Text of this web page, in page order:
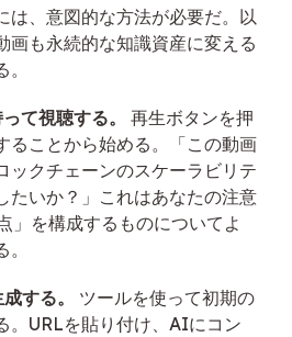
は、意図的な方法が必要だ。以
画も永続的な知識資産に変える
て視聴する。
再生ボタンを押
ることから始める。「この動画
ックチェーンのスケーラビリテ
たいか？」これはあなたの注意
」を構成するものについてよ
する。
ツールを使って初期の
。URLを貼り付け、AIにコン